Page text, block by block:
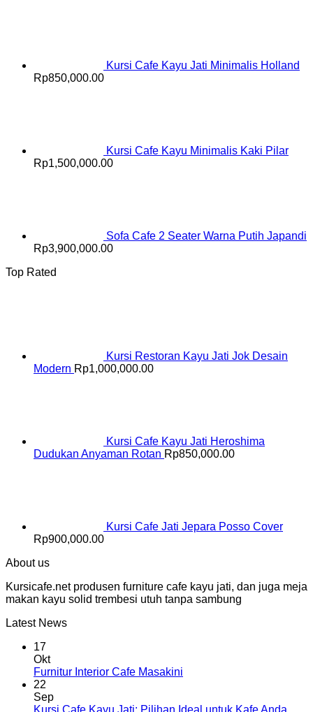
Kursi Cafe Kayu Jati Minimalis Holland
Rp850,000.00
Kursi Cafe Kayu Minimalis Kaki Pilar
Rp1,500,000.00
Sofa Cafe 2 Seater Warna Putih Japandi
Rp3,900,000.00
Top Rated
Kursi Restoran Kayu Jati Jok Desain
Modern Rp1,000,000.00
Kursi Cafe Kayu Jati Heroshima
Dudukan Anyaman Rotan Rp850,000.00
Kursi Cafe Jati Jepara Posso Cover
Rp900,000.00
About us
Kursicafe.net produsen furniture cafe kayu jati, dan juga meja
makan kayu solid trembesi utuh tanpa sambung
Latest News
17
Okt
Furnitur Interior Cafe Masakini
22
Sep